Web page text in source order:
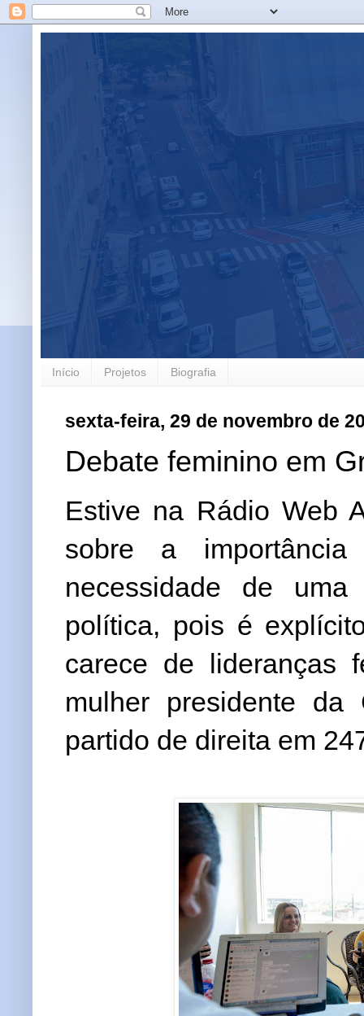
Início Projetos Biografia
sexta-feira, 29 de novembro de
Debate feminino em
Estive na Rádio Web
sobre a
necessidade de
política, pois é
carece de lideranças
mulher presidente
partido de direita em